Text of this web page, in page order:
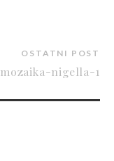
OSTATNI POST
mozaika-nigella-1